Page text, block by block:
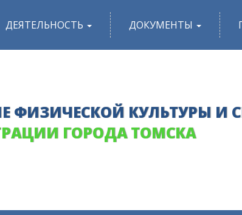
ДЕЯТЕЛЬНОСТЬ ДОКУМЕНТЫ
ФИЗИЧЕСКОЙ КУЛЬТУРЫ И
ГОРОДА ТОМСКА